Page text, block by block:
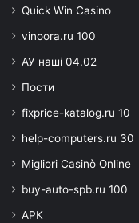
Quick Win Casino
vinoora.ru 100
АУ наші 04.02
Пости
fixprice-katalog.ru 10
help-computers.ru 30
Migliori Casinò Online
buy-auto-spb.ru 100
APK